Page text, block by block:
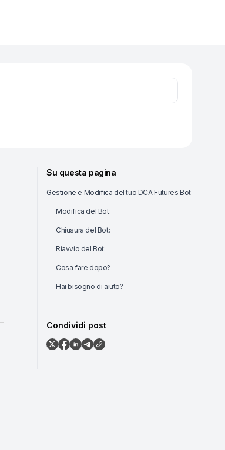
Su questa pagina
Gestione e Modifica del tuo DCA Futures Bot
Modifica del Bot:
Chiusura del Bot:
Riavvio del Bot:
Cosa fare dopo?
Hai bisogno di aiuto?
Condividi post